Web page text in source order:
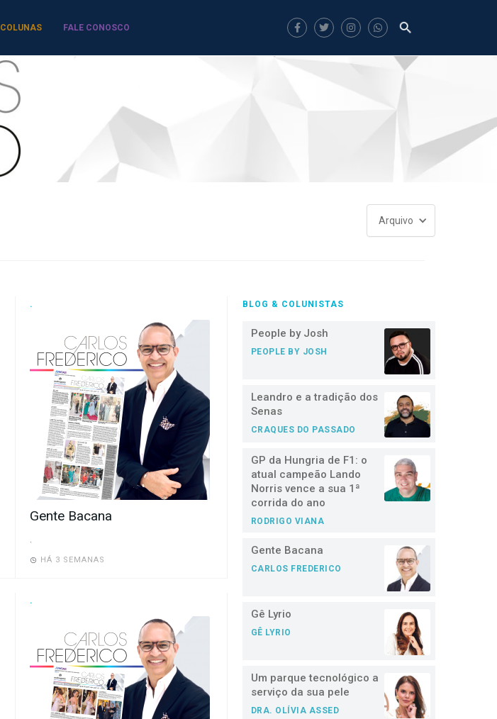
COLUNAS FALE CONOSCO
Arquivo
.
Gente Bacana
.
HÁ 3 SEMANAS
.
BLOG & COLUNISTAS
People by Josh
PEOPLE BY JOSH
Leandro e a tradição dos
Senas
CRAQUES DO PASSADO
GP da Hungria de F1: o
atual campeão Lando
Norris vence a sua 1ª
corrida do ano
RODRIGO VIANA
Gente Bacana
CARLOS FREDERICO
Gê Lyrio
GÊ LYRIO
Um parque tecnológico a
serviço da sua pele
DRA. OLÍVIA ASSED